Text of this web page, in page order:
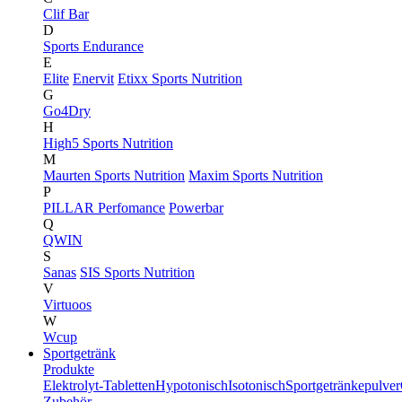
Clif Bar
D
Sports Endurance
E
Elite Enervit Etixx Sports Nutrition
G
Go4Dry
H
High5 Sports Nutrition
M
Maurten Sports Nutrition Maxim Sports Nutrition
P
PILLAR Perfomance Powerbar
Q
QWIN
S
Sanas SIS Sports Nutrition
V
Virtuoos
W
Wcup
Sportgetränk
Produkte
Elektrolyt-TablettenHypotonischIsotonischSportgetränkepulver